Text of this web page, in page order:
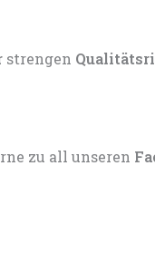
strengen
zu all unseren